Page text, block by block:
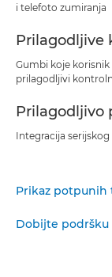
i telefoto zumiranja
Prilagodljive
Gumbi koje
prilagodljivi
Prilagodljivo
Integracija
Prikaz
Dobijte podršku